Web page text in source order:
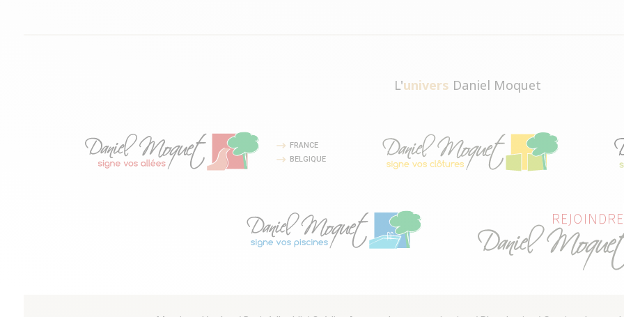
L'univers Daniel Moquet
FRANCE
BELGIQUE